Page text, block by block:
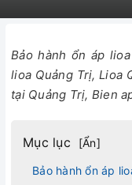
Bảo hành ổn áp
lioa Quảng Trị, Lioa
tại Quảng Trị, Bien
Mục lục [Ẩn]
Bảo hành ổn áp